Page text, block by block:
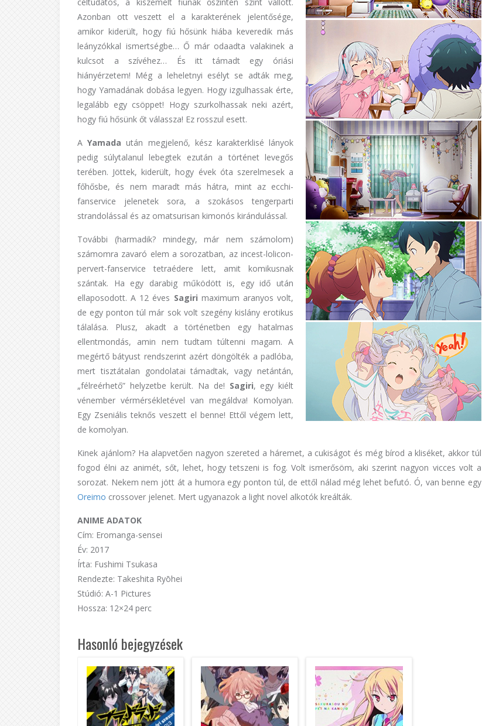
Azonban ott veszett el a karakterének jelentősége,
amikor kiderült, hogy fiú hősünk hiába keveredik más
leányzókkal ismertségbe… Ő már odaadta valakinek a
kulcsot a szívéhez… És itt támadt egy óriási
hiányérzetem! Még a leheletnyi esélyt se adták meg,
hogy Yamadának dobása legyen. Hogy izgulhassak érte,
legalább egy csöppet! Hogy szurkolhassak neki azért,
hogy fiú hősünk őt válassza! Ez rosszul esett.
AYamadaután megjelenő, kész karakterklisé lányok
pedig súlytalanul lebegtek ezután a történet levegős
terében. Jöttek, kiderült, hogy évek óta szerelmesek a
főhősbe, és nem maradt más hátra, mint az ecchi-
fanservice jelenetek sora, a szokásos tengerparti
strandolással és az omatsurisan kimonós kirándulással.
További (harmadik? mindegy, már nem számolom)
számomra zavaró elem a sorozatban, az incest-lolicon-
pervert-fanservice tetraédere lett, amit komikusnak
szántak. Ha egy darabig működött is, egy idő után
ellaposodott. A 12 éves Sagiri maximum aranyos volt,
de egy ponton túl már sok volt szegény kislány erotikus
tálalása. Plusz, akadt a történetben egy hatalmas
ellentmondás, amin nem tudtam túltenni magam. A
megértő bátyust rendszerint azért döngölték a padlóba,
mert tisztátalan gondolatai támadtak, vagy netántán,
„félreérhető” helyzetbe került. Na de! Sagiri, egy kiélt
vénember vérmérsékletével van megáldva! Komolyan.
Egy Zseniális teknős veszett el benne! Ettől végem lett,
de komolyan.
Kinek ajánlom? Ha alapvetően nagyon szereted a háremet, a cukiságot és még bírod a kliséket, akkor túl
fogod élni az animét, sőt, lehet, hogy tetszeni is fog. Volt ismerősöm, aki szerint nagyon vicces volt a
sorozat. Nekem nem jött át a humora egy ponton túl, de ettől nálad még lehet befutó. Ó, van benne egy
Oreimo crossover jelenet. Mert ugyanazok a light novel alkotók kreálták.
ANIME ADATOK
Cím: Eromanga-sensei
Év: 2017
Írta: Fushimi Tsukasa
Rendezte: Takeshita Ryōhei
Stúdió: A-1 Pictures
Hossza: 12×24 perc
Hasonló bejegyzések